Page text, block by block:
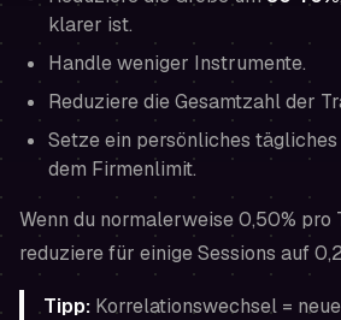
klarer ist.
Handle weniger Instrumente.
Reduziere die Gesamtzahl der
Setze ein persönliches
dem Firmenlimit.
Wenn du normalerweise 0,50% pro
reduziere für einige Sessions auf
Tipp: Korrelationswechsel =